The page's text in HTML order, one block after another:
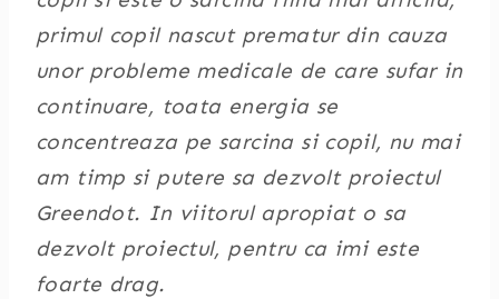
primul copil nascut prematur din cauza
unor probleme medicale de care sufar in
continuare, toata energia se
concentreaza pe sarcina si copil, nu mai
am timp si putere sa dezvolt proiectul
Greendot. In viitorul apropiat o sa
dezvolt proiectul, pentru ca imi este
foarte drag.